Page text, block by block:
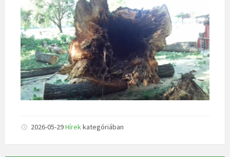
2026-05-29Hírekkategóriában